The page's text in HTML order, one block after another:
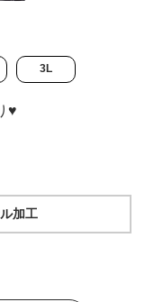
3L
♥
加工